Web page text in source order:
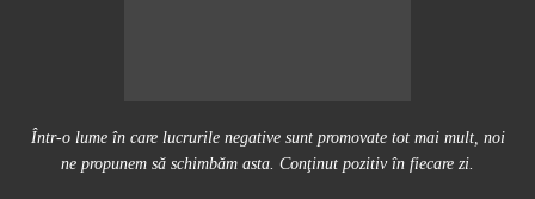
Într-o lume în care lucrurile negative sunt promovate tot mai mult, noi
ne propunem să schimbăm asta. Conţinut pozitiv în fiecare zi.